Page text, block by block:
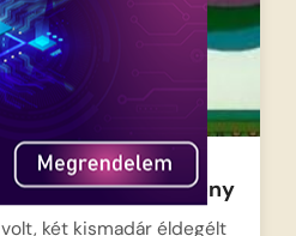
A pityke és a kökény
két kismadár éldegélt